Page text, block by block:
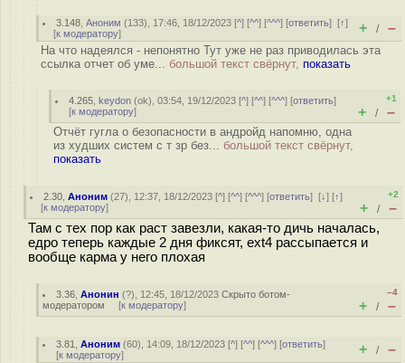
3.148 ,Аноним (133), 17:46, 18/12/2023 [^] [^^] [^^^] [ответить][↑]
[к модератору] + / –
На что надеялся - непонятно Тут уже не раз приводилась эта
ссылка отчет об уме... большой текст свёрнут, показать
4.265 ,keydon (ok), 03:54, 19/12/2023 [^] [^^] [^^^] [ответить]
[к модератору]
+1
+ / –
Отчёт гугла о безопасности в андройд напомню, одна
из худших систем с т зр без... большой текст свёрнут,
показать
2.30 ,Аноним (27), 12:37, 18/12/2023 [^] [^^] [^^^] [ответить][↓] [↑]
[к модератору]
+2
+ / –
Там с тех пор как раст завезли, какая-то дичь началась,
едро теперь каждые 2 дня фиксят, ext4 рассыпается и
вообще карма у него плохая
3.36 ,Анонин (?), 12:45, 18/12/2023Скрыто ботом-
модератором [к модератору]
–4
+ / –
3.81 ,Аноним (60), 14:09, 18/12/2023 [^] [^^] [^^^] [ответить]
[к модератору] + / –